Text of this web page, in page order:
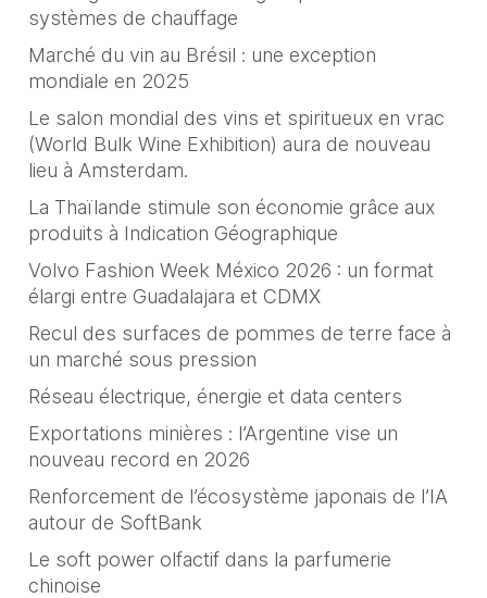
systèmes de chauffage
Marché du vin au Brésil : une exception
mondiale en 2025
Le salon mondial des vins et spiritueux en vrac
(World Bulk Wine Exhibition) aura de nouveau
lieu à Amsterdam.
La Thaïlande stimule son économie grâce aux
produits à Indication Géographique
Volvo Fashion Week México 2026 : un format
élargi entre Guadalajara et CDMX
Recul des surfaces de pommes de terre face à
un marché sous pression
Réseau électrique, énergie et data centers
Exportations minières : l’Argentine vise un
nouveau record en 2026
Renforcement de l’écosystème japonais de l’IA
autour de SoftBank
Le soft power olfactif dans la parfumerie
chinoise